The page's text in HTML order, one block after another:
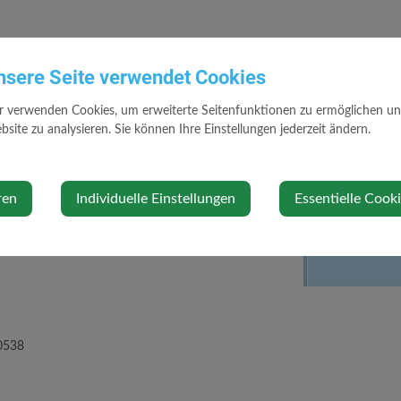
Daten
Wallsee-
Ried
Seite verwendet Cookies
verwenden Cookies, um erweiterte Seitenfunktionen zu ermöglichen
zu analysieren. Sie können Ihre Einstellungen jederzeit ändern.
Individuelle Einstellungen Essentielle